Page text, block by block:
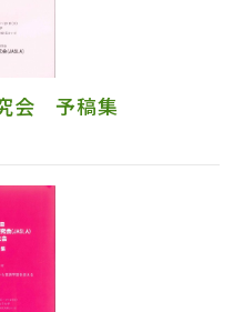
会 予稿集